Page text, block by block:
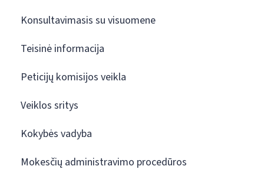
Konsultavimasis su visuomene
Teisinė informacija
Peticijų komisijos veikla
Veiklos sritys
Kokybės vadyba
Mokesčių administravimo procedūros